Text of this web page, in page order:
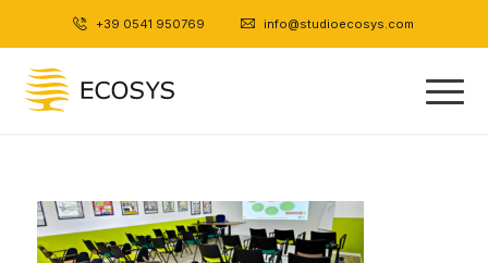
+39 0541 950769 info@studioecosys.com